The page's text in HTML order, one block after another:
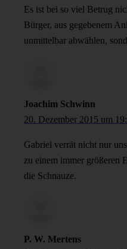
Es ist bei so viel Betrug
Bürger, aus gegebenem
unmittelbar abwählen,
Joachim Schwinn
20. Dezember 2015 um
Gabriel verrät nicht nur
zu einem immer größeren
die Schnauze.
P. W. Mertens